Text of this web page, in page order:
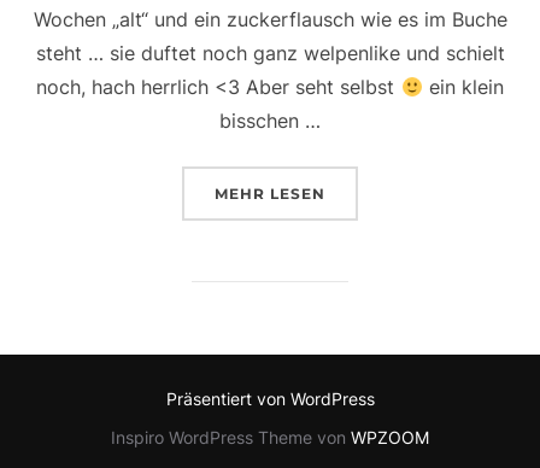
Wochen „alt“ und ein zuckerflausch wie es im Buche
steht … sie duftet noch ganz welpenlike und schielt
noch, hach herrlich <3 Aber seht selbst
ein klein
bisschen …
MEHR ÜBER „EINE KLEINE, TOLLE,
LESEN
Präsentiert von WordPress
Inspiro WordPress Theme von WPZOOM